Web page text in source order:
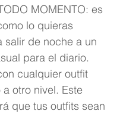
MOMENTO: es
lo quieras
salir de noche a un
para el diario.
cualquier outfit
otro nivel. Este
que tus outfits sean